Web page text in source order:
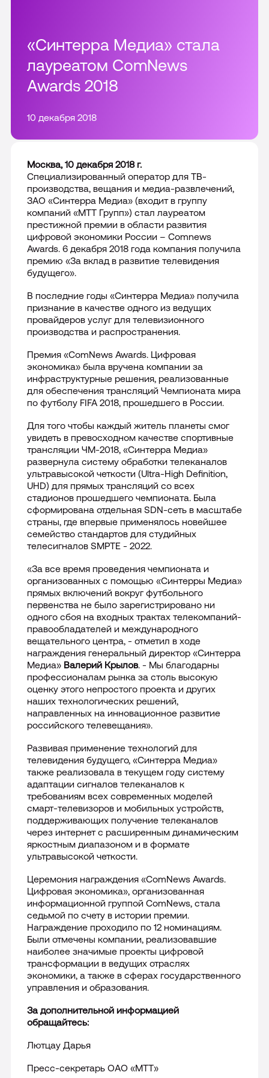
Telecom платформа
Все продукты
Внедрение и настройка CRM
Сопровождение CRM
Все интеграции
Акции
Отзывы
Карьера
Раскрытие информации
Контакты
Лицензии
Международная деятельность
Комплаенс и деловая этика
Все о компании
8-800 555 90-00
Москва
Подключить сейчас
10 декабря 2018
«Синтерра Медиа» стала
лауреатом ComNews
Awards 2018
Москва, 10 декабря 2018 г.
Специализированный оператор для ТВ-
производства, вещания и медиа-развлечений,
ЗАО «Синтерра Медиа» (входит в группу
компаний «МТТ Групп») стал лауреатом
престижной премии в области развития
цифровой экономики России – Comnews
Awards. 6 декабря 2018 года компания получила
премию «За вклад в развитие телевидения
будущего».
В последние годы «Синтерра Медиа» получила
признание в качестве одного из ведущих
провайдеров услуг для телевизионного
производства и распространения.
Премия «ComNews Awards. Цифровая
экономика» была вручена компании за
инфраструктурные решения, реализованные
для обеспечения трансляций Чемпионата мира
по футболу FIFA 2018, прошедшего в России.
Для того чтобы каждый житель планеты смог
увидеть в превосходном качестве спортивные
трансляции ЧМ-2018, «Синтерра Медиа»
развернула систему обработки телеканалов
ультравысокой четкости (Ultra-High Definition,
UHD) для прямых трансляций со всех
стадионов прошедшего чемпионата. Была
сформирована отдельная SDN-сеть в масштабе
страны, где впервые применялось новейшее
семейство стандартов для студийных
телесигналов SMPTE - 2022.
«За все время проведения чемпионата и
организованных с помощью «Синтерры Медиа»
прямых включений вокруг футбольного
первенства не было зарегистрировано ни
одного сбоя на входных трактах телекомпаний-
правообладателей и международного
вещательного центра, - отметил в ходе
награждения генеральный директор «Синтерра
Медиа» Валерий Крылов. - Мы благодарны
профессионалам рынка за столь высокую
оценку этого непростого проекта и других
наших технологических решений,
направленных на инновационное развитие
российского телевещания».
Развивая применение технологий для
телевидения будущего, «Синтерра Медиа»
также реализовала в текущем году систему
адаптации сигналов телеканалов к
требованиям всех современных моделей
смарт-телевизоров и мобильных устройств,
поддерживающих получение телеканалов
через интернет с расширенным динамическим
яркостным диапазоном и в формате
ультравысокой четкости.
Церемония награждения «ComNews Awards.
Цифровая экономика», организованная
информационной группой ComNews, стала
седьмой по счету в истории премии.
Награждение проходило по 12 номинациям.
Были отмечены компании, реализовавшие
наиболее значимые проекты цифровой
трансформации в ведущих отраслях
экономики, а также в сферах государственного
управления и образования.
За дополнительной информацией
обращайтесь:
Лютцау Дарья
Пресс-секретарь ОАО «МТТ»